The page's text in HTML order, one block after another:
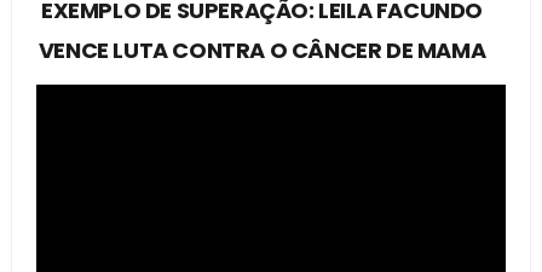
EXEMPLO DE SUPERAÇÃO: LEILA FACUNDO
VENCE LUTA CONTRA O CÂNCER DE MAMA